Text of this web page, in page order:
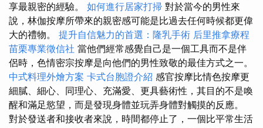
享最親密的經驗。 如何進行居家打掃 對於當今的男性來
說，林伽按摩所帶來的親密感可能是比過去任何時候都更偉
大的禮物。 提升自信魅力的首選：隆乳手術 后里推拿療程
苗栗專業徵信社 當他們經常感覺自己是一個工具而不是伴
侶時，色情密宗按摩是向他們的男性致敬的最佳方式之一。
中式料理外燴方案 卡式台胞證介紹 感官按摩比情色按摩更
細膩、細心、同理心、充滿愛、更具藝術性，其目的不是喚
醒和滿足慾望，而是發現身體並玩弄身體對觸摸的反應。
對於發送者和接收者來說，時間都停止了，一個比平常生活